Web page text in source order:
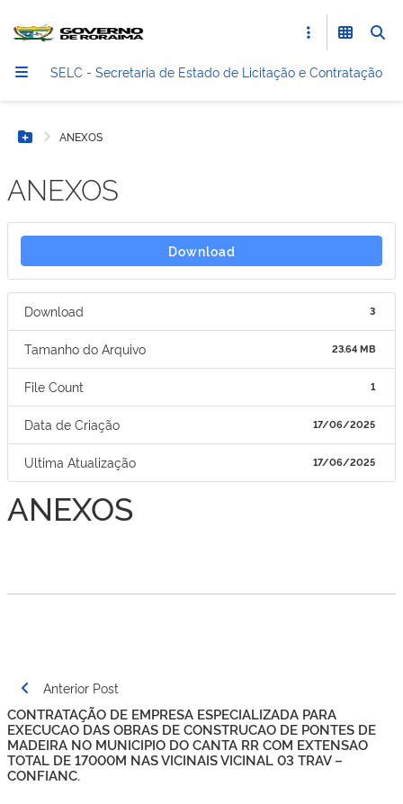
SELC - Secretaria de Estado de Licitação e Contratação
Botão Menu
ANEXOS
ANEXOS
Download
Download 3
Tamanho do Arquivo 23.64 MB
File Count 1
Data de Criação 17/06/2025
Ultima Atualização 17/06/2025
ANEXOS
Navegação
de
Post
Anterior Post
CONTRATAÇÃO DE EMPRESA ESPECIALIZADA PARA
EXECUCAO DAS OBRAS DE CONSTRUCAO DE PONTES DE
MADEIRA NO MUNICIPIO DO CANTA RR COM EXTENSAO
TOTAL DE 17000M NAS VICINAIS VICINAL 03 TRAV –
CONFIANC.